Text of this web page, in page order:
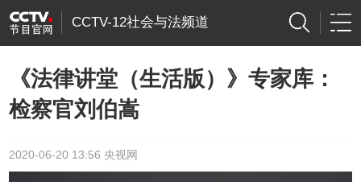
CCTV-12社会与法频道
《法律讲堂（生活版）》专家库：
检察官刘伯嵩
2020-06-20 13:56 央视网